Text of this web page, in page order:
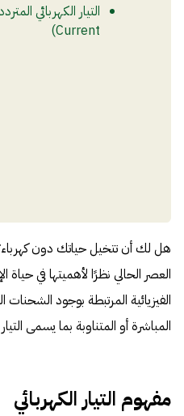
Current)
هل لك أن تتخيل حياتك دون
العصر الحالي نظرًا لأهميتها في
الفيزيائية المرتبطة بوجود الشحنات
المباشرة أو المتناوبة بما يسمى
مفهوم التيار الكهربائي